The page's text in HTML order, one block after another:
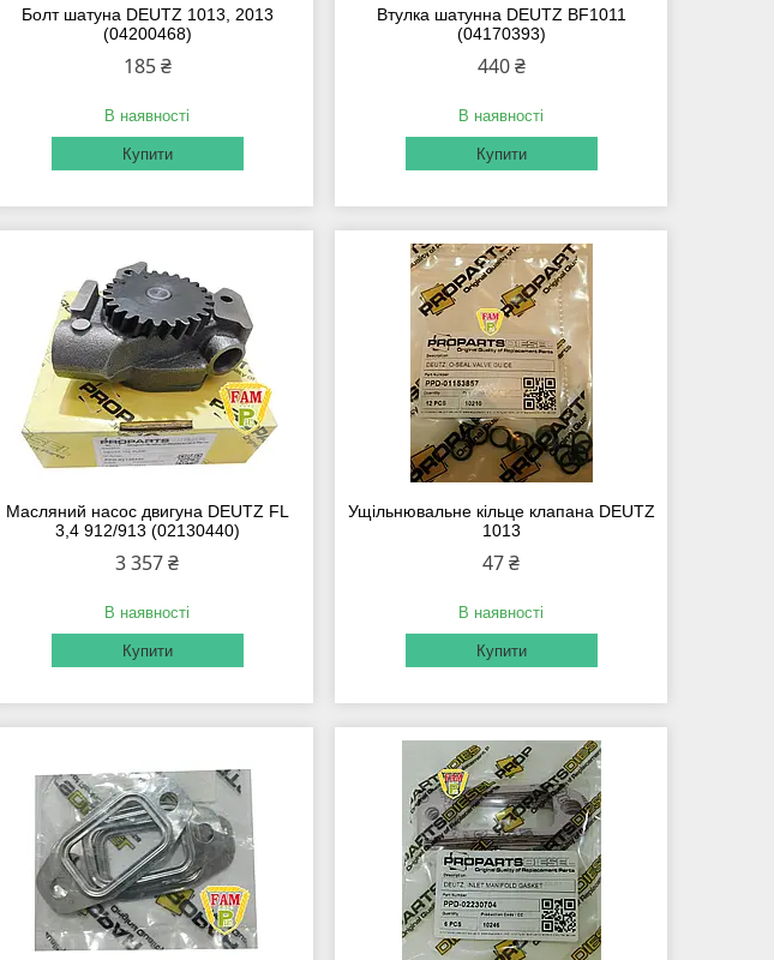
Болт шатуна DEUTZ 1013, 2013
(04200468)
185 ₴
В наявності
Купити
Втулка шатунна DEUTZ BF1011
(04170393)
440 ₴
В наявності
Купити
Масляний насос двигуна DEUTZ FL
3,4 912/913 (02130440)
3 357 ₴
В наявності
Купити
Ущільнювальне кільце клапана DEUTZ
1013
47 ₴
В наявності
Купити